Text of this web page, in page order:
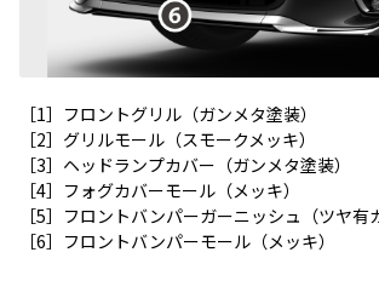
［1］フロントグリル（ガンメタ塗装）
［2］グリルモール（スモークメッキ）
［3］ヘッドランプカバー（ガンメタ塗装）
［4］フォグカバーモール（メッキ）
［5］フロントバンパーガーニッシュ（ツヤ有
［6］フロントバンパーモール（メッキ）